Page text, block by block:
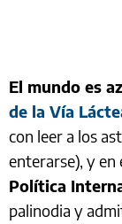
El mundo es
de la Vía
con leer a los
enterarse), y en
Política
palinodia y